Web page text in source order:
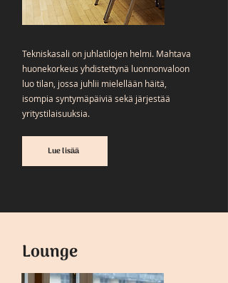
Tekniskasali on juhlatilojen helmi. Mahtava
huonekorkeus yhdistettynä luonnonvaloon
luo tilan, jossa juhlii mielellään häitä,
isompia syntymäpäiviä sekä järjestää
yritystilaisuuksia.
Lue lisää
Lounge